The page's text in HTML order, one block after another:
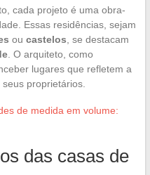
cada projeto é uma obra-
Essas residências, sejam
ou castelos , se destacam
. O arquiteto, como
lugares que refletem a
proprietários.
de medida em volume:
das casas de